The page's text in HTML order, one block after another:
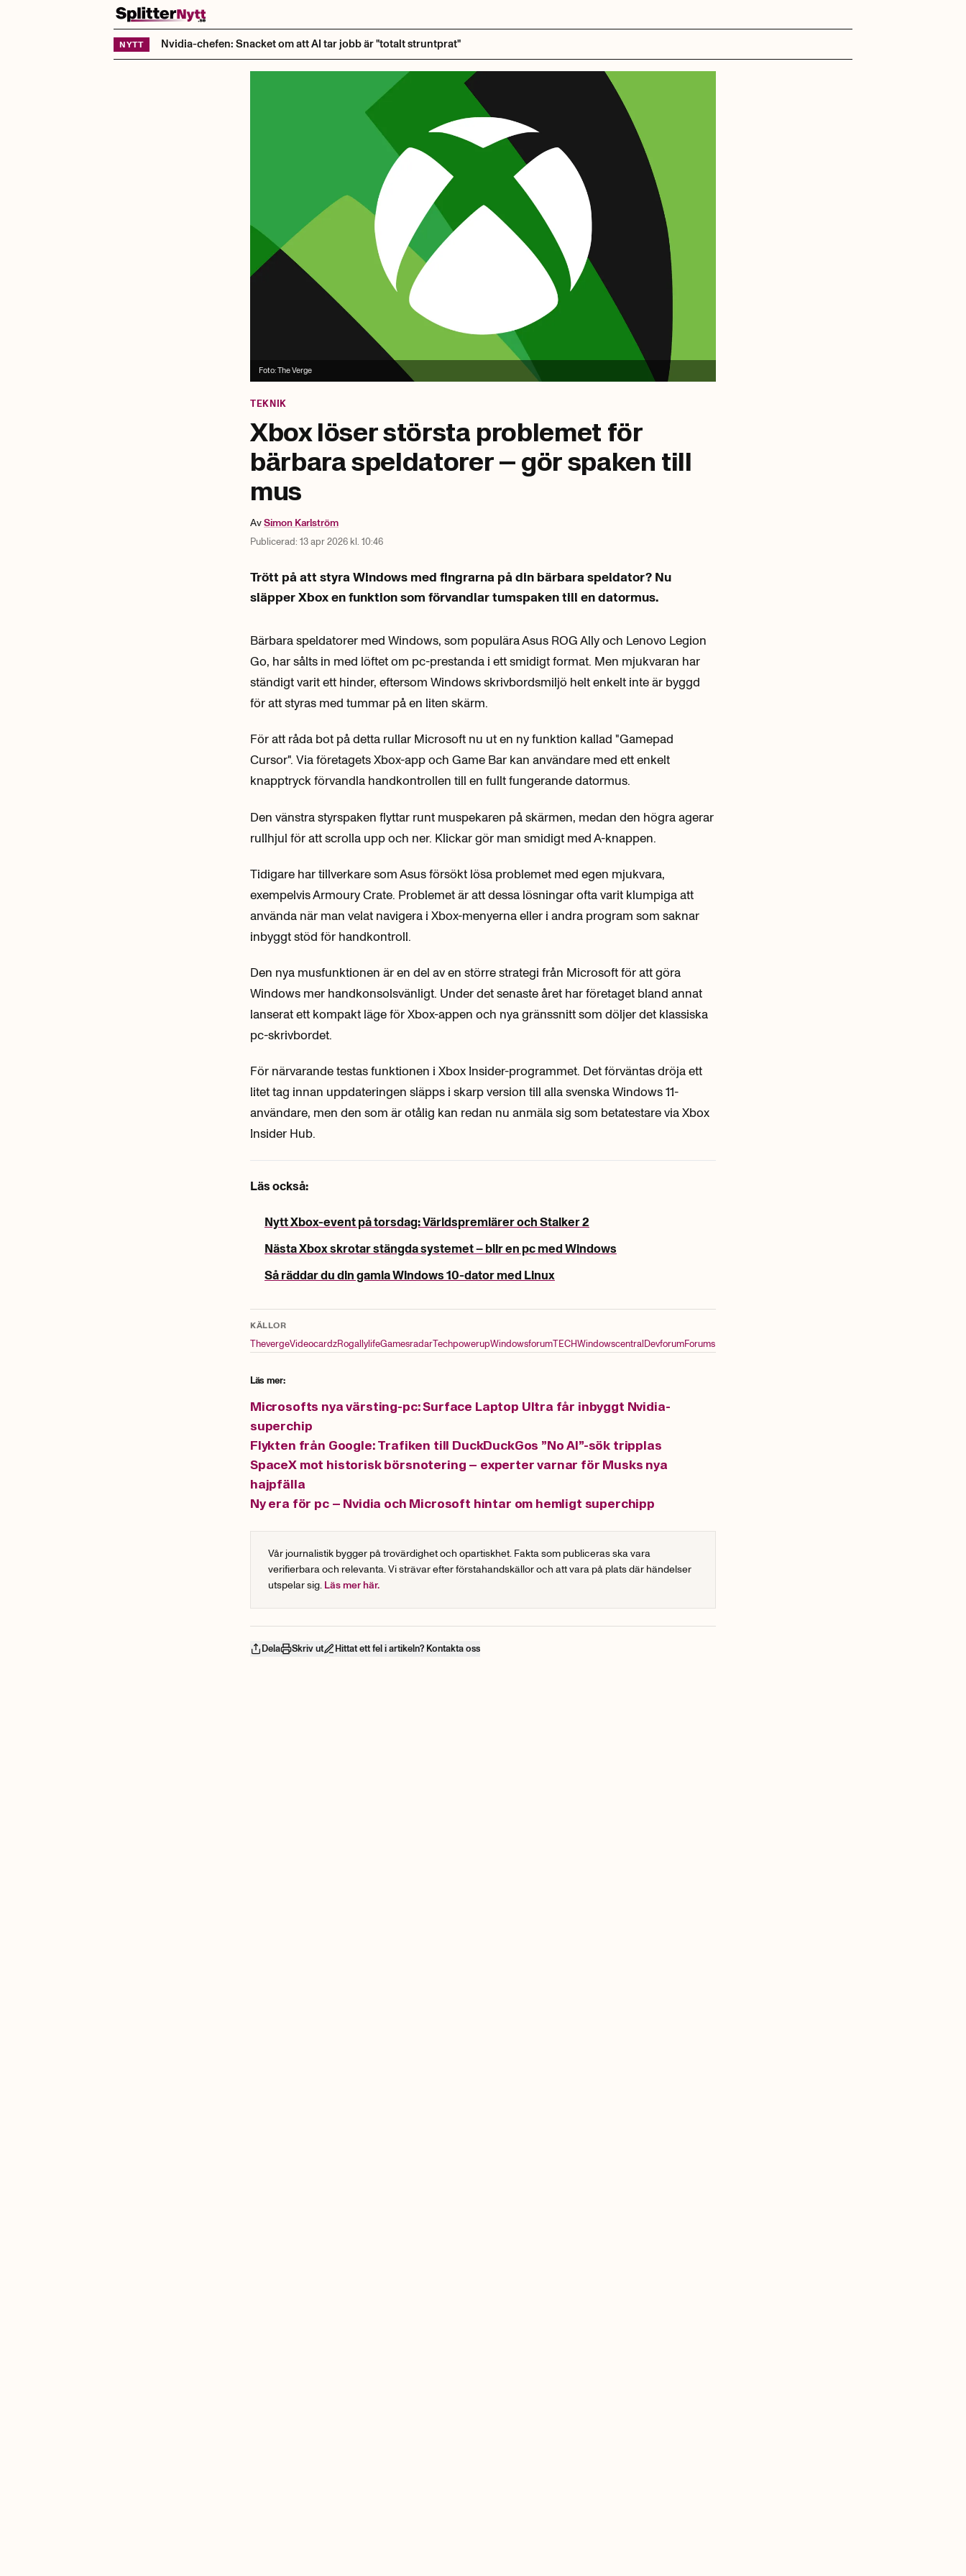
NYTT Nvidia-chefen: Snacket om att AI tar jobb är "totalt struntprat"
Foto:The Verge
TEKNIK
Xbox löser största problemet för
bärbara speldatorer – gör spaken till
mus
AvSimon Karlström
Publicerad: 13 apr 2026 kl. 10:46
Trött på att styra Windows med fingrarna på din bärbara speldator? Nu
släpper Xbox en funktion som förvandlar tumspaken till en datormus.
Bärbara speldatorer med Windows, som populära Asus ROG Ally och Lenovo Legion
Go, har sålts in med löftet om pc-prestanda i ett smidigt format. Men mjukvaran har
ständigt varit ett hinder, eftersom Windows skrivbordsmiljö helt enkelt inte är byggd
för att styras med tummar på en liten skärm.
För att råda bot på detta rullar Microsoft nu ut en ny funktion kallad "Gamepad
Cursor". Via företagets Xbox-app och Game Bar kan användare med ett enkelt
knapptryck förvandla handkontrollen till en fullt fungerande datormus.
Den vänstra styrspaken flyttar runt muspekaren på skärmen, medan den högra agerar
rullhjul för att scrolla upp och ner. Klickar gör man smidigt med A-knappen.
Tidigare har tillverkare som Asus försökt lösa problemet med egen mjukvara,
exempelvis Armoury Crate. Problemet är att dessa lösningar ofta varit klumpiga att
använda när man velat navigera i Xbox-menyerna eller i andra program som saknar
inbyggt stöd för handkontroll.
Den nya musfunktionen är en del av en större strategi från Microsoft för att göra
Windows mer handkonsolsvänligt. Under det senaste året har företaget bland annat
lanserat ett kompakt läge för Xbox-appen och nya gränssnitt som döljer det klassiska
pc-skrivbordet.
För närvarande testas funktionen i Xbox Insider-programmet. Det förväntas dröja ett
litet tag innan uppdateringen släpps i skarp version till alla svenska Windows 11-
användare, men den som är otålig kan redan nu anmäla sig som betatestare via Xbox
Insider Hub.
Läs också:
Nytt Xbox-event på torsdag: Världspremiärer och Stalker 2
Nästa Xbox skrotar stängda systemet – blir en pc med Windows
Så räddar du din gamla Windows 10-dator med Linux
KÄLLOR
ThevergeVideocardzRogallylifeGamesradarTechpowerupWindowsforumTECHWindowscentral DevforumForums
Läs mer:
Microsofts nya värsting-pc: Surface Laptop Ultra får inbyggt Nvidia-
superchip
Flykten från Google: Trafiken till DuckDuckGos ”No AI”-sök tripplas
SpaceX mot historisk börsnotering – experter varnar för Musks nya
hajpfälla
Ny era för pc – Nvidia och Microsoft hintar om hemligt superchipp
Vår journalistik bygger på trovärdighet och opartiskhet. Fakta som publiceras ska vara
verifierbara och relevanta. Vi strävar efter förstahandskällor och att vara på plats där händelser
utspelar sig. Läs mer här.
Dela Skriv ut Hittat ett fel i artikeln? Kontakta oss